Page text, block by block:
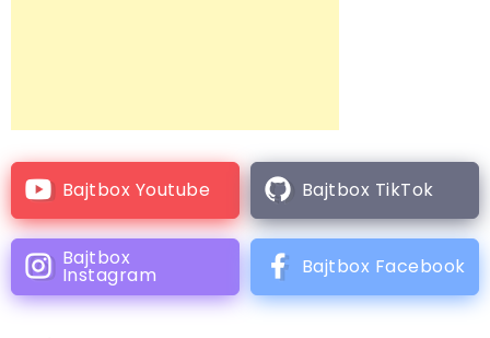
Bajtbox Youtube Bajtbox TikTok
Bajtbox
Instagram Bajtbox Facebook